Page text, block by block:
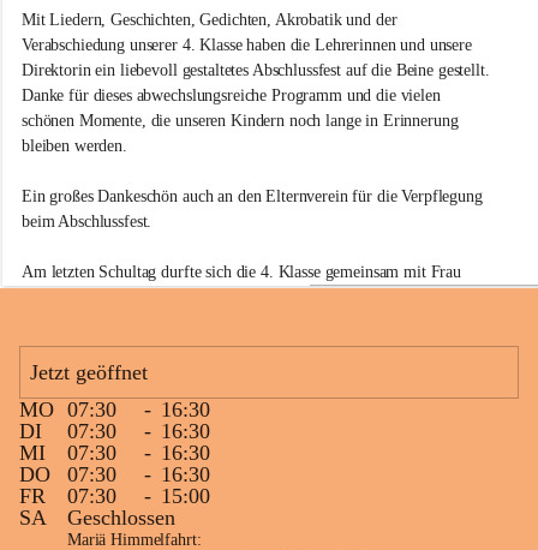
k
s
s
c
h
u
l
E
b
e
e
R
h
e
n
a
u
Mit Liedern, Geschichten, Gedichten, Akrobatik und der
Verabschiedung unserer 4. Klasse haben die Lehrerinnen und unsere
Direktorin ein liebevoll gestaltetes Abschlussfest auf die Beine gestellt.
Danke für dieses abwechslungsreiche Programm und die vielen
schönen Momente, die unseren Kindern noch lange in Erinnerung
bleiben werden.
Ein großes Dankeschön auch an den Elternverein für die Verpflegung
beim Abschlussfest.
Am letzten Schultag durfte sich die 4. Klasse gemeinsam mit Frau
🍦 Für einen besonders süßen Ferienstart sorgte Familie Huber mit
einem Eis für alle Kinder – vielen Dank für das großzügige Sponsoring
des köstlichen Nockberge Bauernhofeises!
☀️ Schöne Ferien
Jetzt geöffnet
MO 07:30 - 16:30
DI
07:30 - 16:30
MI
07:30 - 16:30
DO
07:30 - 16:30
FR
07:30 - 15:00
SA
Geschlossen
Mariä Himmelfahrt: